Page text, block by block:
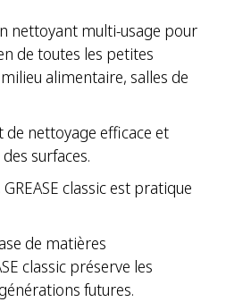
nettoyant multi-usage pour
de toutes les petites
alimentaire, salles de
nettoyage efficace et
surfaces.
classic est pratique
de matières
classic préserve les
futures.